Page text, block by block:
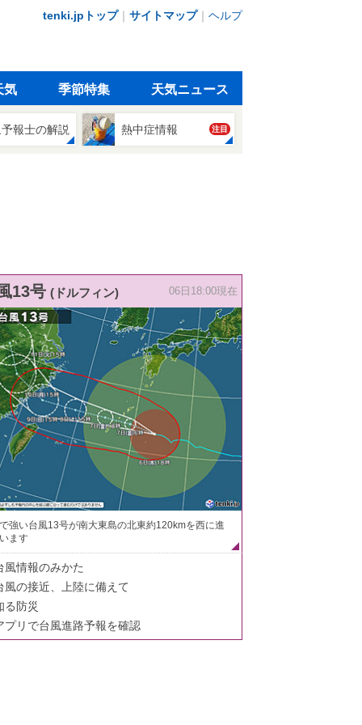
tenki.jpトップ｜ サイトマップ｜ ヘルプ
気 季節特集 天気ニュース
報士の解説 熱中症情報 注目
13号 (ドルフィン) 06日18:00現在
強い台風13号が南大東島の北東約120kmを西に進
ます
風情報のみかた
風の接近、上陸に備えて
る防災
プリで台風進路予報を確認